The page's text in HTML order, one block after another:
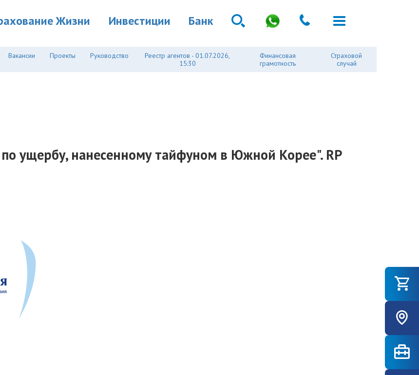
Жизни Инвестиции Банк
Вакансии Проекты Руководство
Реестр агентов - 01.07.2026,
15:30
Финансовая
грамотность
Страховой
случай
ущербу, нанесенному тайфуном в Южной Корее". RP